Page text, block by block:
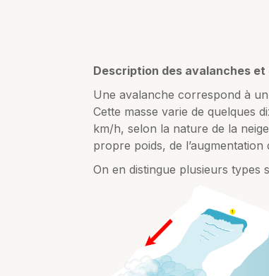
Description des avalanches
Une avalanche correspond à
Cette masse varie de quelques
km/h, selon la nature de la
propre poids, de
On en distingue plusieurs types